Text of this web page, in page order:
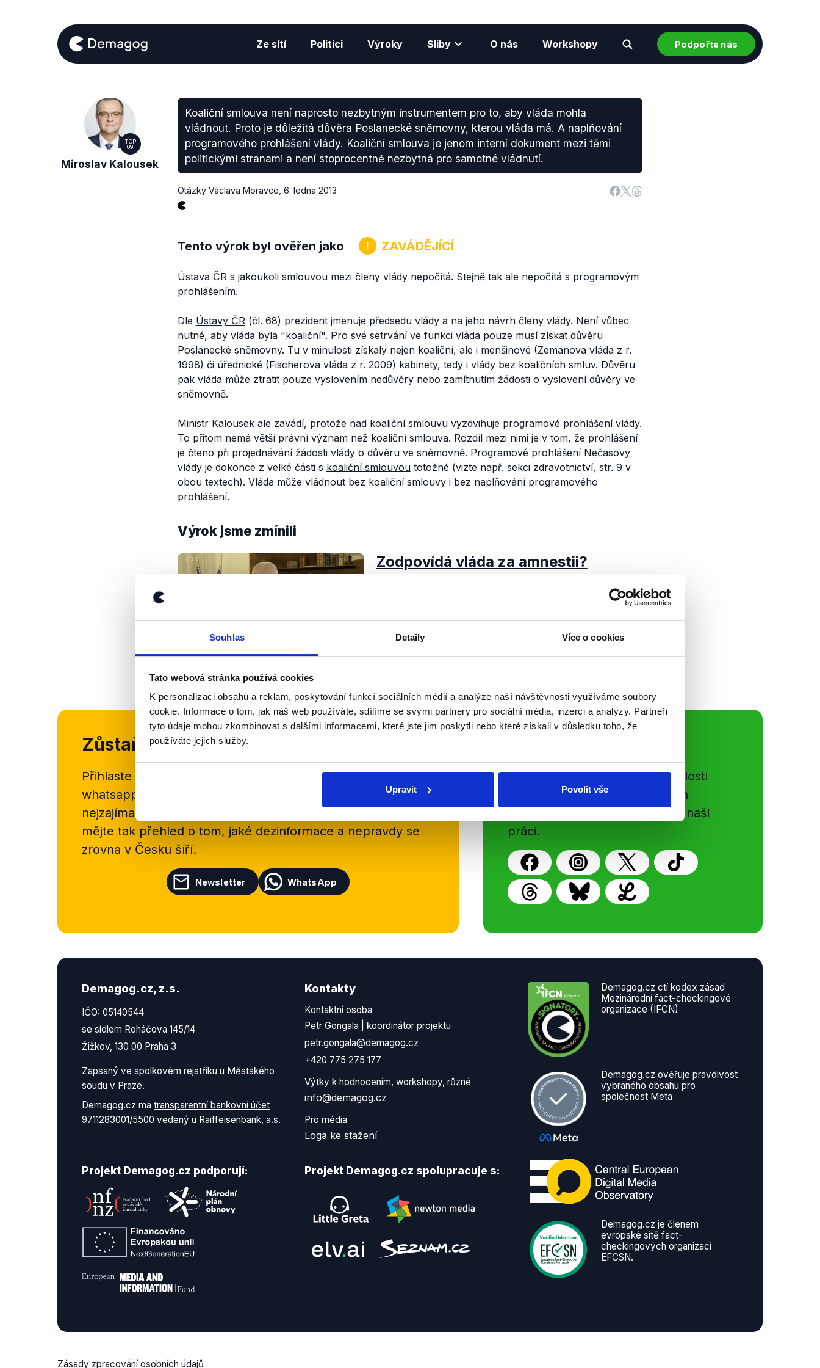
Souhlas Detaily Více o cookies
Tato webová stránka používá cookies
K personalizaci obsahu a reklam, poskytování funkcí sociálních médií a analýze naší návštěvnosti využíváme soubory
cookie. Informace o tom, jak náš web používáte, sdílíme se svými partnery pro sociální média, inzerci a analýzy. Partneři
tyto údaje mohou zkombinovat s dalšími informacemi, které jste jim poskytli nebo které získali v důsledku toho, že
používáte jejich služby.
Upravit Povolit vše
Ze sítí Politici Výroky Sliby O nás Workshopy Podpořte nás
TOP
09
Miroslav Kalousek
Koaliční smlouva není naprosto nezbytným instrumentem pro to, aby vláda mohla
vládnout. Proto je důležitá důvěra Poslanecké sněmovny, kterou vláda má. A naplňování
programového prohlášení vlády. Koaliční smlouva je jenom interní dokument mezi těmi
politickými stranami a není stoprocentně nezbytná pro samotné vládnutí.
Otázky Václava Moravce 6. ledna 2013
Tento výrok byl ověřen jako ZAVÁDĚJÍCÍ
Ústava ČR s jakoukoli smlouvou mezi členy vlády nepočítá. Stejně tak ale nepočítá s programovým
prohlášením.
Dle Ústavy ČR(čl. 68) prezident jmenuje předsedu vlády a na jeho návrh členy vlády. Není vůbec
nutné, aby vláda byla "koaliční". Pro své setrvání ve funkci vláda pouze musí získat důvěru
Poslanecké sněmovny. Tu v minulosti získaly nejen koaliční, ale i menšinové (Zemanova vláda z r.
1998) či úřednické (Fischerova vláda z r. 2009) kabinety, tedy i vlády bez koaličních smluv. Důvěru
pak vláda může ztratit pouze vyslovením nedůvěry nebo zamítnutím žádosti o vyslovení důvěry ve
sněmovně.
Ministr Kalousek ale zavádí, protože nad koaliční smlouvu vyzdvihuje programové prohlášení vlády.
To přitom nemá větší právní význam než koaliční smlouva. Rozdíl mezi nimi je v tom, že prohlášení
je čteno při projednávání žádosti vlády o důvěru ve sněmovně. Programové prohlášeníNečasovy
vlády je dokonce z velké části s koaliční smlouvoutotožné (vizte např. sekci zdravotnictví, str. 9 v
obou textech). Vláda může vládnout bez koaliční smlouvy i bez naplňování programového
prohlášení.
Výrok jsme zmínili
Zodpovídá vláda za amnestii?
stala hlavním tématem médií a diskutovali o...
Zůstaňme v kontaktu
Přihlaste se k odběru našeho
newsletteru nebo
whatsappového kanálu, kde pravidelně přinášíme shrnutí
nejzajímavějších článků a analýz. Začněte nás odebírat, a
mějte tak přehled o tom, jaké dezinformace a nepravdy se
zrovna v Česku šíří.
Newsletter WhatsApp
Nenechte si ujít nejnovější události
z Demagog.cz. Sdílením našich
příspěvků přátelům podpoříte naši
práci.
Demagog.cz, z.s.
IČO: 05140544
se sídlem Roháčova 145/14
Žižkov, 130 00 Praha 3
Zapsaný ve spolkovém rejstříku u Městského
soudu v Praze.
Demagog.cz má transparentní bankovní účet
9711283001/5500 vedený u Raiffeisenbank, a.s.
Kontakty
Kontaktní osoba
Petr Gongala | koordinátor projektu
petr.gongala@demagog.cz
+420 775 275 177
Výtky k hodnocením, workshopy, různé
info@demagog.cz
Pro média
Loga ke stažení
Projekt Demagog.cz podporují: Projekt Demagog.cz spolupracuje s:
Demagog.cz ctí kodex zásad
Mezinárodní fact-checkingové
organizace (IFCN)
Demagog.cz ověřuje pravdivost
vybraného obsahu pro
společnost Meta
Demagog.cz je členem
evropské sítě fact-
checkingových organizací
EFCSN.
Zásady zpracování osobních údajů